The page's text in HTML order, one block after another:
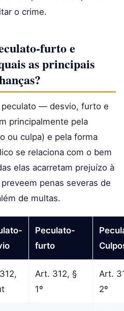
o crime.
furto e
as principais
peculato — desvio, furto e
principalmente pela
ou culpa) e pela forma
se relaciona com o bem
elas acarretam prejuízo à
penas severas de
de multas.
Peculato-
furto
Art. 312, §
1º
Art.
2º